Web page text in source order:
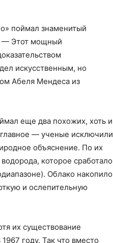
поймал знаменитый
— Этот мощный
искусственным, но
Абеля Мендеса из
еще два похожих, хоть и
— ученые исключили
объяснение. По их
которое сработало
Облако накопило
и ослепительную
их существование
году. Так что вместо